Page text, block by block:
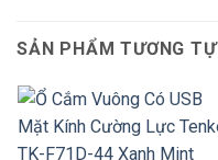
SẢN PHẨM TƯƠNG TỰ